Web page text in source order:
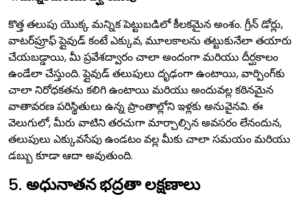
కొత్త తలుపు యొక్క మన్నిక పెట్టుబడిలో కీలకమైన అంశం. గ్రీన్ డోర్లు,
వాటర్‌ప్రూఫ్ ప్లైవుడ్ కంటే ఎక్కువ, మూలకాలను తట్టుకునేలా తయారు
చేయబడ్డాయి, మీ ప్రవేశద్వారం చాలా అందంగా మరియు దీర్ఘకాలం
ఉండేలా చేస్తుంది. ప్లైవుడ్ తలుపులు దృఢంగా ఉంటాయి, వార్పింగ్‌కు
చాలా నిరోధకతను కలిగి ఉంటాయి మరియు అందువల్ల కఠినమైన
వాతావరణ పరిస్థితులు ఉన్న ప్రాంతాల్లోని ఇళ్లకు అనువైనవి. ఈ
వెలుగులో, మీరు వాటిని తరచుగా మార్చాల్సిన అవసరం లేనందున,
తలుపులు ఎక్కువసేపు ఉండటం వల్ల మీకు చాలా సమయం మరియు
డబ్బు కూడా ఆదా అవుతుంది.
5. అధునాతన భద్రతా లక్షణాలు